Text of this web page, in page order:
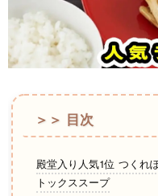
＞＞ 目次
殿堂入り人気1位 つくれ
トックススープ